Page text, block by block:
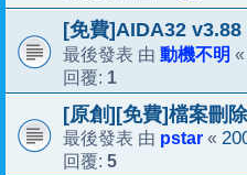
[免費]AIDA32
最後發表 由 動機不明 «
回覆: 1
[原創][免費]檔案刪
最後發表 由 pstar «
回覆: 5